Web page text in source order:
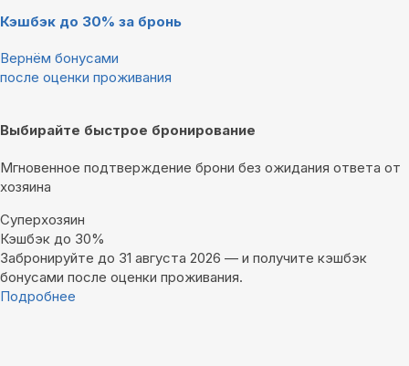
Кэшбэк до 30% за бронь
Вернём бонусами
после оценки проживания
Выбирайте быстрое бронирование
Мгновенное подтверждение брони без ожидания ответа от
хозяина
Суперхозяин
Кэшбэк до 30%
Забронируйте до 31 августа 2026 — и получите кэшбэк
бонусами после оценки проживания.
Подробнее